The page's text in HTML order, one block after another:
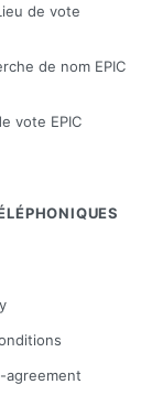
de vote
de nom EPIC
vote EPIC
agreement